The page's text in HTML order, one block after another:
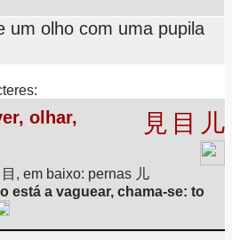
um olho com uma pupila
olhar,
見 目 儿
, em baixo: pernas 儿
está a vaguear, chama-se: to